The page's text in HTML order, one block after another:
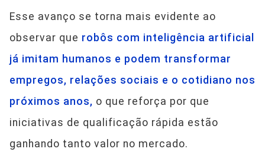
Esse avanço se torna mais evidente ao
observar que robôs com inteligência artificial
já imitam humanos e podem transformar
empregos, relações sociais e o cotidiano nos
próximos anos, o que reforça por que
iniciativas de qualificação rápida estão
ganhando tanto valor no mercado.